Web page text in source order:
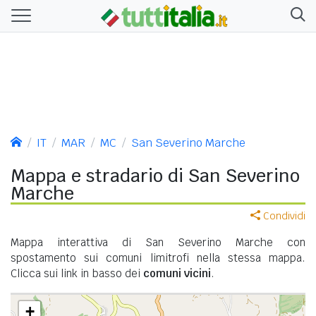
IT MAR MC San Severino Marche
Mappa e stradario di San Severino
Marche
Condividi
Mappa interattiva di San Severino Marche con
spostamento sui comuni limitrofi nella stessa mappa.
Clicca sui link in basso dei comuni vicini.
+